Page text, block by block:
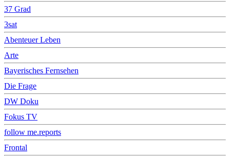
37 Grad
3sat
Abenteuer Leben
Arte
Bayerisches Fernsehen
Die Frage
DW Doku
Fokus TV
follow me.reports
Frontal